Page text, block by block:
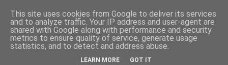
This site uses cookies from Google to deliver its services
and to analyze traffic. Your IP address and user-agent are
shared with Google along with performance and security
metrics to ensure quality of service, generate usage
statistics, and to detect and address abuse.
LEARN MORE GOT IT